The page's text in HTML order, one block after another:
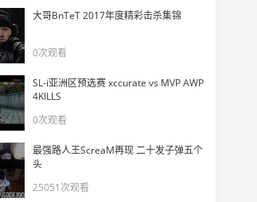
IEM卡托维兹：SK vs Cloud9 地图二Mirage
IEM卡托维兹：SK vs Cloud9 地图一Cache
IEM卡托维兹：FaZe vs Fnatic 地图二Cache
大哥BnTeT 2017年度精彩击杀集锦
0次观看
SL-i亚洲区预选赛 xccurate vs MVP AWP
4KILLS
0次观看
最强路人王ScreaM再现 二十发子弹五个
头
25051次观看